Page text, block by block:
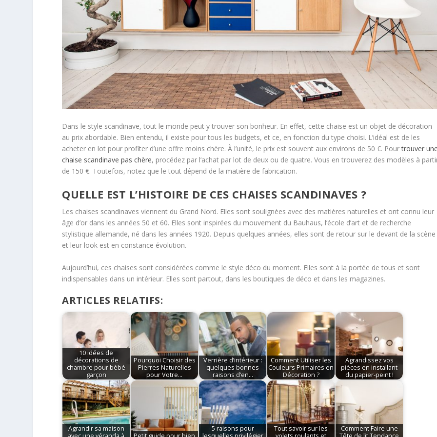
Dans le style scandinave, tout le monde peut y trouver son bonheur. En effet, cette chaise est un objet de décoration
au prix abordable. Bien entendu, il existe pour tous les budgets, et ce, en fonction du type choisi. L’idéal est de les
acheter en lot pour profiter d’une offre moins chère. À l’unité, le prix est souvent aux environs de 50 €. Pourtrouver
chaise scandinave pas chère, procédez par l’achat par lot de deux ou de quatre. Vous en trouverez des modèles à
de 150 €. Toutefois, notez que le tout dépend de la matière de fabrication.
QUELLE EST L’HISTOIRE DE CES CHAISES SCANDINAVES ?
Les chaises scandinaves viennent du Grand Nord. Elles sont soulignées avec des matières naturelles et ont connu leur
âge d’or dans les années 50 et 60. Elles sont inspirées du mouvement du Bauhaus, l’école d’art et de recherche
stylistique allemande, né dans les années 1920. Depuis quelques années, elles sont de retour sur le devant de la scène
et leur look est en constance évolution.
Aujourd’hui, ces chaises sont considérées comme le style déco du moment. Elles sont à la portée de tous et sont
indispensables dans un intérieur. Elles sont partout, dans les boutiques de déco et dans les magazines.
ARTICLES RELATIFS:
10 idées de
décorations de
chambre pour bébé
garçon
Pourquoi Choisir des
Pierres Naturelles
pour Votre…
Verrière d’intérieur :
quelques bonnes
raisons d’en…
Comment Utiliser les
Couleurs Primaires en
Décoration ?
Agrandissez vos
pièces en installant
du papier-peint !
Agrandir sa maison
5 raisons pour
Tout savoir sur les
Comment Faire une